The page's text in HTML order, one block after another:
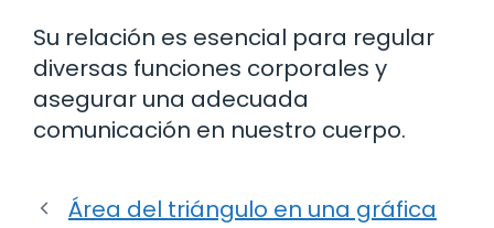
Su relación es esencial para regular
diversas funciones corporales y
asegurar una adecuada
comunicación en nuestro cuerpo.
Área del triángulo en una gráfica